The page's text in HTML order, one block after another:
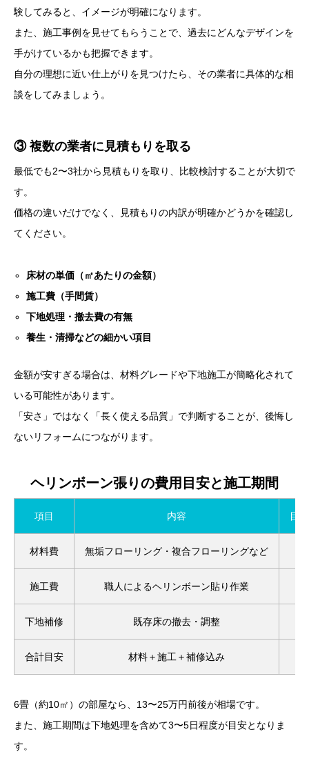
験してみると、イメージが明確になります。
また、施工事例を見せてもらうことで、過去にどんなデザインを
手がけているかも把握できます。
自分の理想に近い仕上がりを見つけたら、その業者に具体的な相
談をしてみましょう。
③ 複数の業者に見積もりを取る
最低でも2〜3社から見積もりを取り、比較検討することが大切で
す。
価格の違いだけでなく、見積もりの内訳が明確かどうかを確認し
てください。
床材の単価（㎡あたりの金額）
施工費（手間賃）
下地処理・撤去費の有無
養生・清掃などの細かい項目
金額が安すぎる場合は、材料グレードや下地施工が簡略化されて
いる可能性があります。
「安さ」ではなく「長く使える品質」で判断することが、後悔し
ないリフォームにつながります。
ヘリンボーン張りの費用目安と施工期間
項目 内容 目
材料費 無垢フローリング・複合フローリングなど
施工費 職人によるヘリンボーン貼り作業
下地補修 既存床の撤去・調整
合計目安 材料＋施工＋補修込み
6畳（約10㎡）の部屋なら、13〜25万円前後が相場です。
また、施工期間は下地処理を含めて3〜5日程度が目安となりま
す。